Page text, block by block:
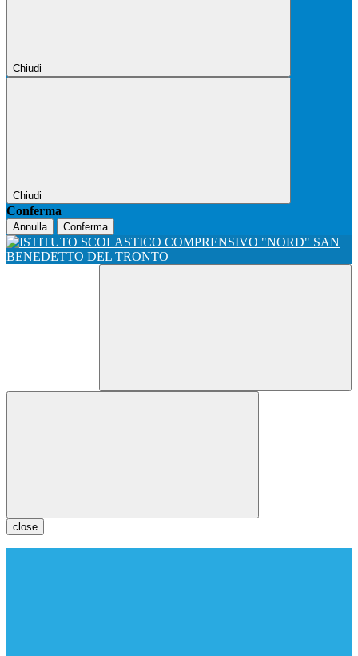
Chiudi
Chiudi
Conferma
Annulla Conferma
close